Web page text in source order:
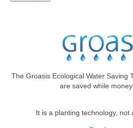
The Groasis Ecological Water Saving
are saved while money
It is a planting technology, not